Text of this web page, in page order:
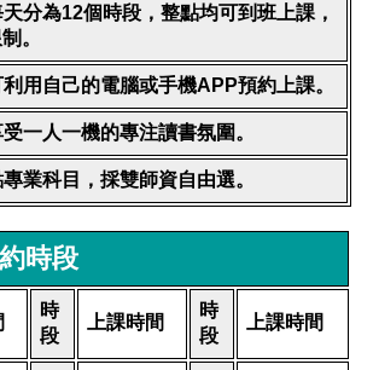
分為12個時段，整點均可到班上課，
。
用自己的電腦或手機APP預約上課。
一人一機的專注讀書氛圍。
業科目，採雙師資自由選。
時段
時
段
上課時間
時
段
上課時間